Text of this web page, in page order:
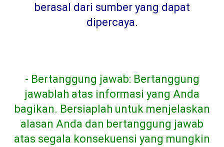
berasal dari sumber yang dapat
dipercaya.
- Bertanggung jawab: Bertanggung
jawablah atas informasi yang Anda
bagikan. Bersiaplah untuk menjelaskan
alasan Anda dan bertanggung jawab
atas segala konsekuensi yang mungkin